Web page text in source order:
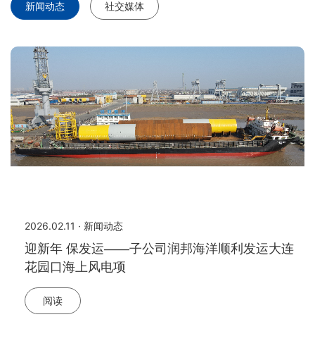
新闻动态 社交媒体
2026.02.11 · 新闻动态
迎新年 保发运——子公司润邦海洋顺利发运大连
花园口海上风电项
阅读